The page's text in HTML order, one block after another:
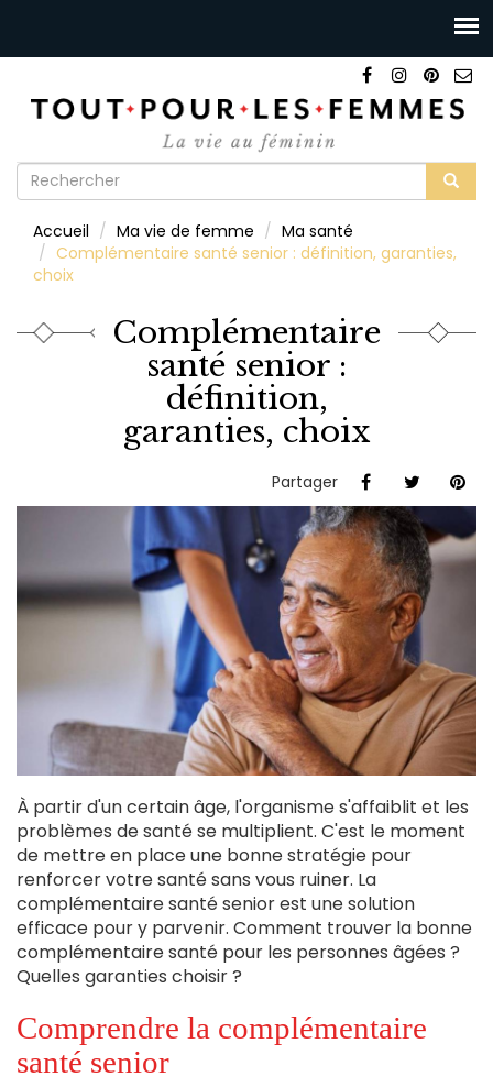
Formulaire
recherche
Accueil Ma vie de femme
Ma santé
Complémentaire santé senior : définition, garanties,
choix
Complémentaire
santé senior :
définition,
garanties, choix
Partager
À partir d'un certain âge, l'organisme s'affaiblit et les
problèmes de santé se multiplient. C'est le moment
de mettre en place une bonne stratégie pour
renforcer votre santé sans vous ruiner. La
complémentaire santé senior est une solution
efficace pour y parvenir. Comment trouver la bonne
complémentaire santé pour les personnes âgées ?
Quelles garanties choisir ?
Comprendre la complémentaire
santé senior